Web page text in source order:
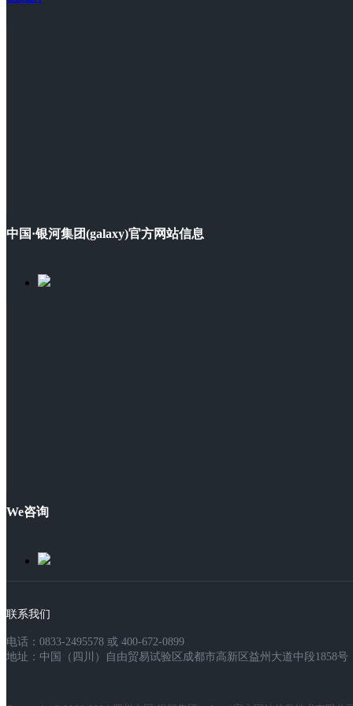
中国·银河集团(galaxy)官方网站信息
We咨询
联系我们
电话：0833-2495578 或 400-672-0899
地址：中国（四川）自由贸易试验区成都市高新区益州大道中段1858号